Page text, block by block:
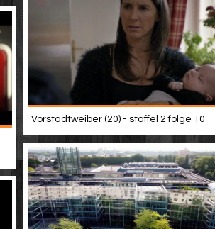
Vorstadtweiber (20) - staffel 2 folge 10